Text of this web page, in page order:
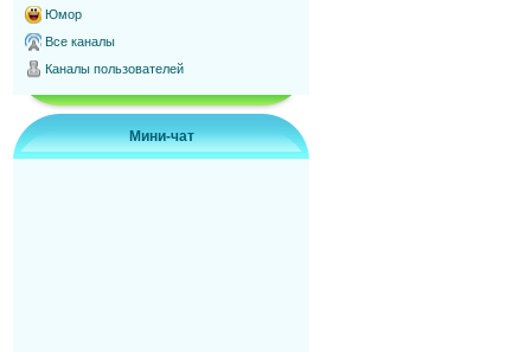
Юмор
Все каналы
Каналы пользователей
Мини-чат